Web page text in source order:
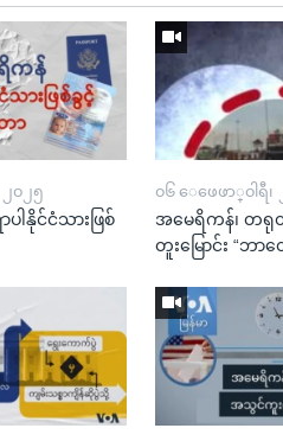
၀၂၅
ါနိုင်ငံသားဖြစ်
၀၆ ေဖေဖာ္၀ါရီ၊
အမေရိကန်၊ တရုတ်
တူးမြောင်း “ဘာ